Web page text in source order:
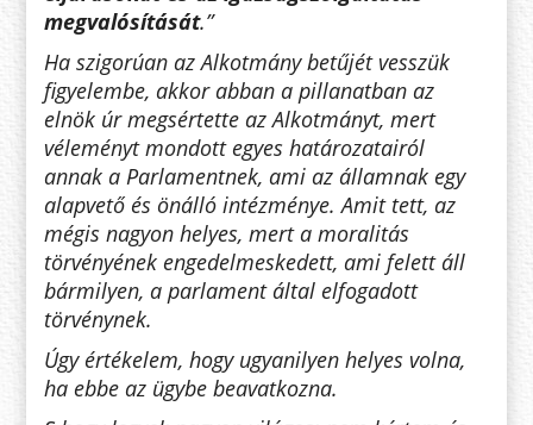
megvalósítását.”
Ha szigorúan az Alkotmány betűjét vesszük
figyelembe, akkor abban a pillanatban az
elnök úr megsértette az Alkotmányt, mert
véleményt mondott egyes határozatairól
annak a Parlamentnek, ami az államnak egy
alapvető és önálló intézménye. Amit tett, az
mégis nagyon helyes, mert a moralitás
törvényének engedelmeskedett, ami felett áll
bármilyen, a parlament által elfogadott
törvénynek.
Úgy értékelem, hogy ugyanilyen helyes volna,
ha ebbe az ügybe beavatkozna.